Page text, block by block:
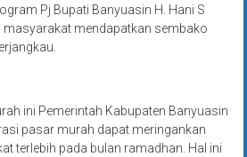
Pj Bupati Banyuasin H. Hani S
mendapatkan sembako
ini Pemerintah Kabupaten Banyuasin
pasar murah dapat meringankan
terlebih pada bulan ramadhan. Hal ini